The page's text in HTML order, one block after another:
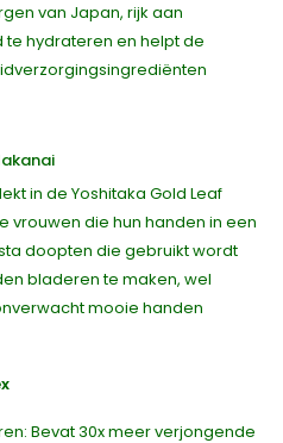
van Japan, rijk aan
hydrateren en helpt de
in de Yoshitaka Gold Leaf
vrouwen die hun handen in een
doopten die gebruikt wordt
bladeren te maken, wel
mooie handen
Bevat 30x meer verjongende